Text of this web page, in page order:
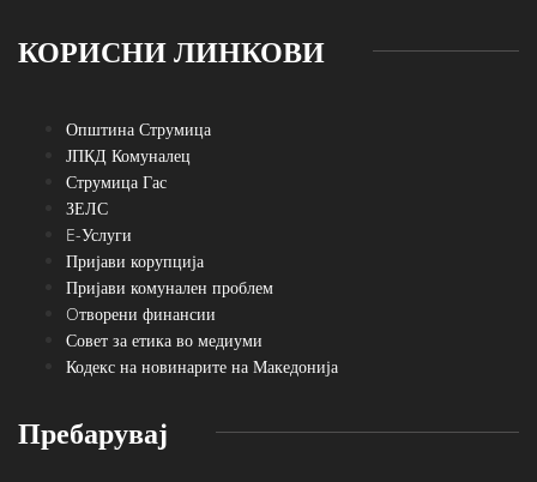
КОРИСНИ ЛИНКОВИ
Општина Струмица
ЈПКД Комуналец
Струмица Гас
ЗЕЛС
E-Услуги
Пријави корупција
Пријави комунален проблем
Oтворени финансии
Совет за етика во медиуми
Кодекс на новинарите на Македонија
Пребарувај